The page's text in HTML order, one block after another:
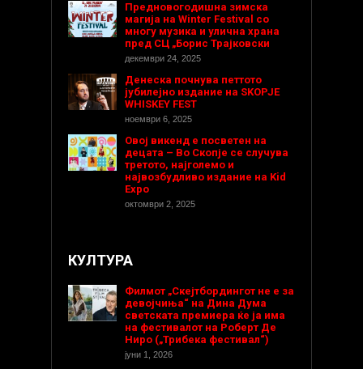
Предновогодишнa зимска
магија на Winter Festival со
многу музика и улична храна
пред СЦ „Борис Трајковски
декември 24, 2025
Денеска почнува петтото
јубилејно издание на SKOPJE
WHISKEY FEST
ноември 6, 2025
Овој викенд е посветен на
децата – Во Скопје се случува
третото, најголемо и
највозбудливо издание на Kid
Expo
октомври 2, 2025
КУЛТУРА
Филмот „Скејтбордингот не е за
девојчиња“ на Дина Дума
светската премиера ќе ја има
на фестивалот на Роберт Де
Ниро („Трибека фестивал“)
јуни 1, 2026